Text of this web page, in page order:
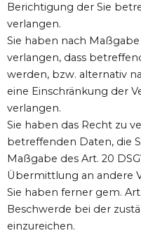
Berichtigung der Sie
verlangen.
Sie haben nach Maßgabe
verlangen, dass
werden, bzw. alternativ
eine Einschränkung der
verlangen.
Sie haben das Recht zu
betreffenden Daten, die
Maßgabe des Art. 20
Übermittlung an andere
Sie haben ferner gem.
Beschwerde bei der
einzureichen.